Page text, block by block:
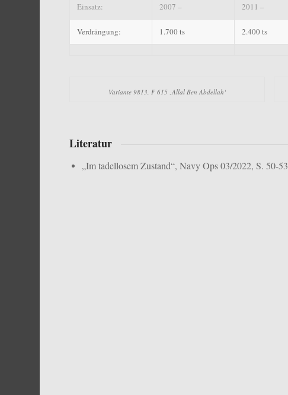
Einsatz: 2007 – 2011 –
Verdrängung: 1.700 ts 2.400 ts
Variante 9813, F 615 ‚Allal Ben Abdellah‘
Literatur
„Im tadellosem Zustand“, Navy Ops 03/2022, S. 50-53